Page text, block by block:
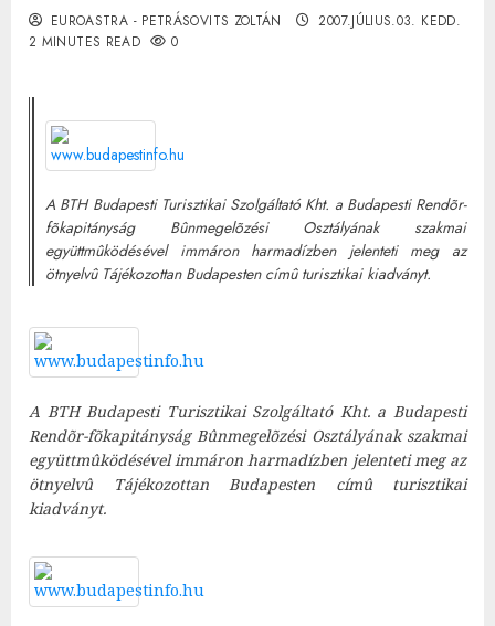
EUROASTRA - PETRÁSOVITS ZOLTÁN
2007.JÚLIUS.03. KEDD.
2 MINUTES READ
0
A BTH Budapesti Turisztikai Szolgáltató Kht. a Budapesti Rendõr-
fõkapitányság Bûnmegelõzési Osztályának szakmai
együttmûködésével immáron harmadízben jelenteti meg az
ötnyelvû Tájékozottan Budapesten címû turisztikai kiadványt.
A BTH Budapesti Turisztikai Szolgáltató Kht. a Budapesti
Rendõr-fõkapitányság Bûnmegelõzési Osztályának szakmai
együttmûködésével immáron harmadízben jelenteti meg az
ötnyelvû Tájékozottan Budapesten címû turisztikai
kiadványt.